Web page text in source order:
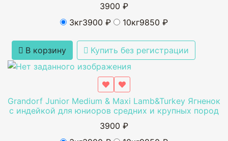
3900 ₽
3кг3900 ₽ 10кг9850 ₽
В корзину Купить без регистрации
Grandorf Junior Medium & Maxi Lamb&Turkey Ягненок
с индейкой для юниоров средних и крупных пород
3900 ₽